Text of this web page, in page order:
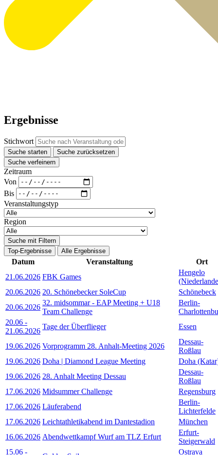
Ergebnisse
Stichwort
Suche starten
Suche zurücksetzen
Suche verfeinern
Zeitraum
Von
Bis
Veranstaltungstyp
Region
Suche mit Filtern
Top-Ergebnisse
Alle Ergebnisse
Datum Veranstaltung
Ort
21.06.2026 FBK Games
Hengelo
20.06.2026 20. Schönebecker SoleCup
Schönebeck
20.06.2026
32. midsommar - EAP Meeting + U18
Team Challenge
Berlin-
20.06 -
21.06.2026
Tage der Überflieger Essen
19.06.2026 Vorprogramm 28. Anhalt-Meeting 2026
Dessau-
Roßlau
19.06.2026 Doha | Diamond League Meeting
Doha
19.06.2026 28. Anhalt Meeting Dessau
Dessau-
Roßlau
17.06.2026 Midsummer Challenge
Regensburg
17.06.2026 Läuferabend
Berlin-
Lichterfelde
17.06.2026 Leichtathletikabend im Dantestadion
München
16.06.2026 Abendwettkampf Wurf am TLZ Erfurt
Erfurt-
Steigerwald
15.06 - Ostrava